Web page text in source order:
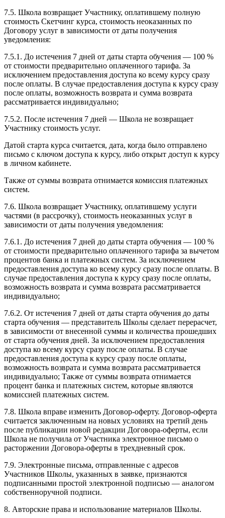
7.5. Школа возвращает Участнику, оплатившему полную
стоимость Скетчинг курса, стоимость неоказанных по
Договору услуг в зависимости от даты получения
уведомления:
7.5.1. До истечения 7 дней от даты старта обучения — 100 %
от стоимости предварительно оплаченного тарифа. За
исключением предоставления доступа ко всему курсу сразу
после оплаты. В случае предоставления доступа к курсу сразу
после оплаты, возможность возврата и сумма возврата
рассматривается индивидуально;
7.5.2. После истечения 7 дней — Школа не возвращает
Участнику стоимость услуг.
Датой старта курса считается, дата, когда было отправлено
письмо с ключом доступа к курсу, либо открыт доступ к курсу
в личном кабинете.
Также от суммы возврата отнимается комиссия платежных
систем.
7.6. Школа возвращает Участнику, оплатившему услуги
частями (в рассрочку), стоимость неоказанных услуг в
зависимости от даты получения уведомления:
7.6.1. До истечения 7 дней до даты старта обучения — 100 %
от стоимости предварительно оплаченного тарифа за вычетом
процентов банка и платежных систем. За исключением
предоставления доступа ко всему курсу сразу после оплаты. В
случае предоставления доступа к курсу сразу после оплаты,
возможность возврата и сумма возврата рассматривается
индивидуально;
7.6.2. От истечения 7 дней от даты старта обучения до даты
старта обучения — представитель Школы сделает перерасчет,
в зависимости от внесенной суммы и количества прошедших
от старта обучения дней. За исключением предоставления
доступа ко всему курсу сразу после оплаты. В случае
предоставления доступа к курсу сразу после оплаты,
возможность возврата и сумма возврата рассматривается
индивидуально; Также от суммы возврата отнимается
процент банка и платежных систем, которые являются
комиссией платежных систем.
7.8. Школа вправе изменить Договор-оферту. Договор-оферта
считается заключенным на новых условиях на третий день
после публикации новой редакции Договора-оферты, если
Школа не получила от Участника электронное письмо о
расторжении Договора-оферты в трехдневный срок.
7.9. Электронные письма, отправленные с адресов
Участников Школы, указанных в заявке, признаются
подписанными простой электронной подписью — аналогом
собственноручной подписи.
8. Авторские права и использование материалов Школы.